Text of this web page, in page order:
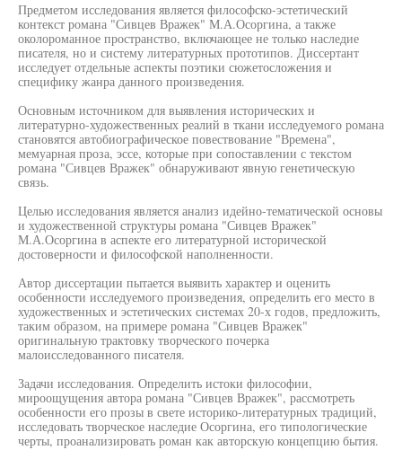
Предметом исследования является философско-эстетический
контекст романа "Сивцев Вражек" М.А.Осоргина, а также
околороманное пространство, включающее не только наследие
писателя, но и систему литературных прототипов. Диссертант
исследует отдельные аспекты поэтики сюжетосложения и
специфику жанра данного произведения.
Основным источником для выявления исторических и
литературно-художественных реалий в ткани исследуемого романа
становятся автобиографическое повествование "Времена",
мемуарная проза, эссе, которые при сопоставлении с текстом
романа "Сивцев Вражек" обнаруживают явную генетическую
связь.
Целью исследования является анализ идейно-тематической основы
и художественной структуры романа "Сивцев Вражек"
М.А.Осоргина в аспекте его литературной исторической
достоверности и философской наполненности.
Автор диссертации пытается выявить характер и оценить
особенности исследуемого произведения, определить его место в
художественных и эстетических системах 20-х годов, предложить,
таким образом, на примере романа "Сивцев Вражек"
оригинальную трактовку творческого почерка
малоисследованного писателя.
Задачи исследования. Определить истоки философии,
мироощущения автора романа "Сивцев Вражек", рассмотреть
особенности его прозы в свете историко-литературных традиций,
исследовать творческое наследие Осоргина, его типологические
черты, проанализировать роман как авторскую концепцию бытия.